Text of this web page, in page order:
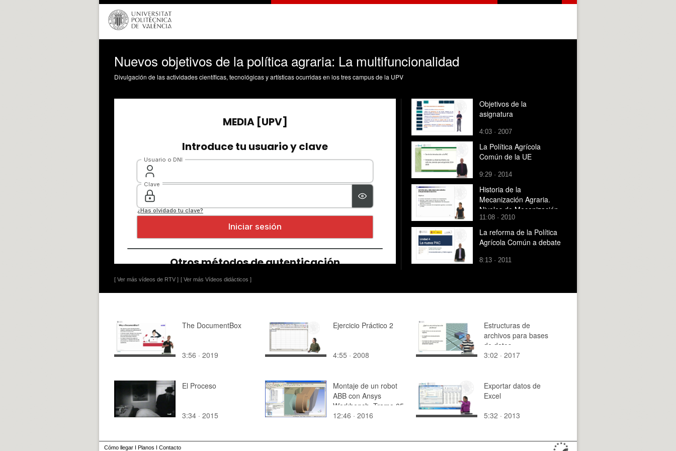
Nuevos objetivos de la política agraria: La multifuncionalidad
Divulgación de las actividades científicas, tecnológicas y artísticas ocurridas en los tres campus de la UPV
[ Ver más vídeos de RTV ] [ Ver más Vídeos didácticos ]
Objetivos de la
asignatura
4:03 · 2007
La Política Agrícola
Común de la UE
9:29 · 2014
Historia de la
Mecanización Agraria.
Niveles de Mecanización
11:08 · 2010
La reforma de la Política
Agrícola Común a debate
8:13 · 2011
The DocumentBox
3:56 · 2019
Ejercicio Práctico 2
4:55 · 2008
Estructuras de
archivos para bases
de datos
3:02 · 2017
El Proceso
3:34 · 2015
Montaje de un robot
ABB con Ansys
Workbench. Tramo 05
DE 07
12:46 · 2016
Exportar datos de
Excel
5:32 · 2013
Cómo llegar I Planos I Contacto